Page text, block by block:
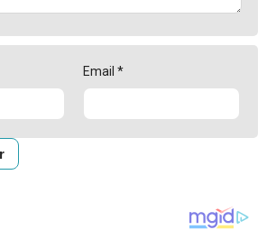
Email *